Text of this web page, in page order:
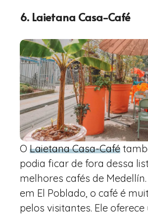
6. Laietana Casa-Café
O Laietana Casa-Café
podia ficar de fora dessa
melhores cafés de
em El Poblado, o café é
pelos visitantes. Ele oferece